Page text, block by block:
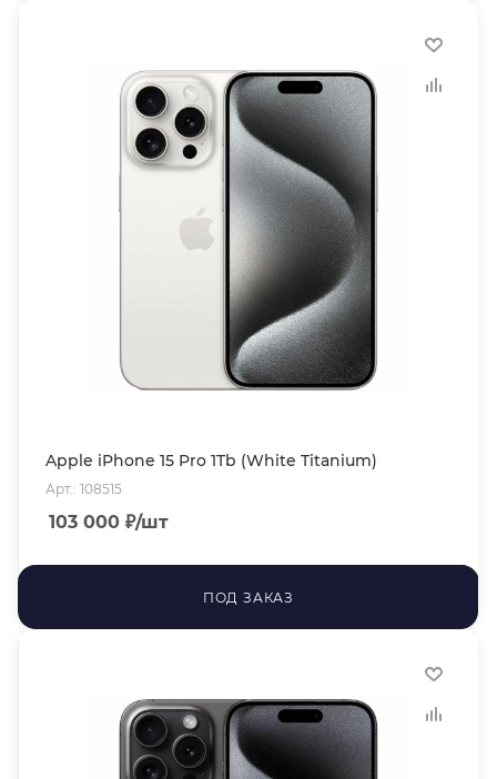
Apple iPhone 15 Pro 1Tb (White Titanium)
Арт.: 108515
103 000 ₽/шт
ПОД ЗАКАЗ